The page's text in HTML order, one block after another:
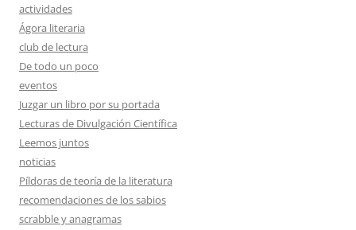
actividades
Ágora literaria
club de lectura
De todo un poco
eventos
Juzgar un libro por su portada
Lecturas de Divulgación Científica
Leemos juntos
noticias
Píldoras de teoría de la literatura
recomendaciones de los sabios
scrabble y anagramas